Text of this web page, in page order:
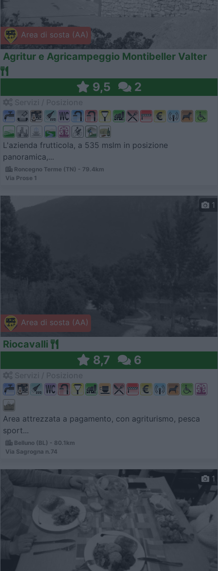
Area di sosta (AA)
Agritur e Agricampeggio Montibeller Valter
9,5 2
L'azienda frutticola, a 535 mslm in posizione
panoramica,...
Roncegno Terme (TN) - 79.4km
Via Prose 1
Area di sosta (AA)
1
Riocavalli
8,7 6
Area attrezzata a pagamento, con agriturismo, pesca
sport...
Belluno (BL) - 80.1km
Via Sagrogna n.74
1